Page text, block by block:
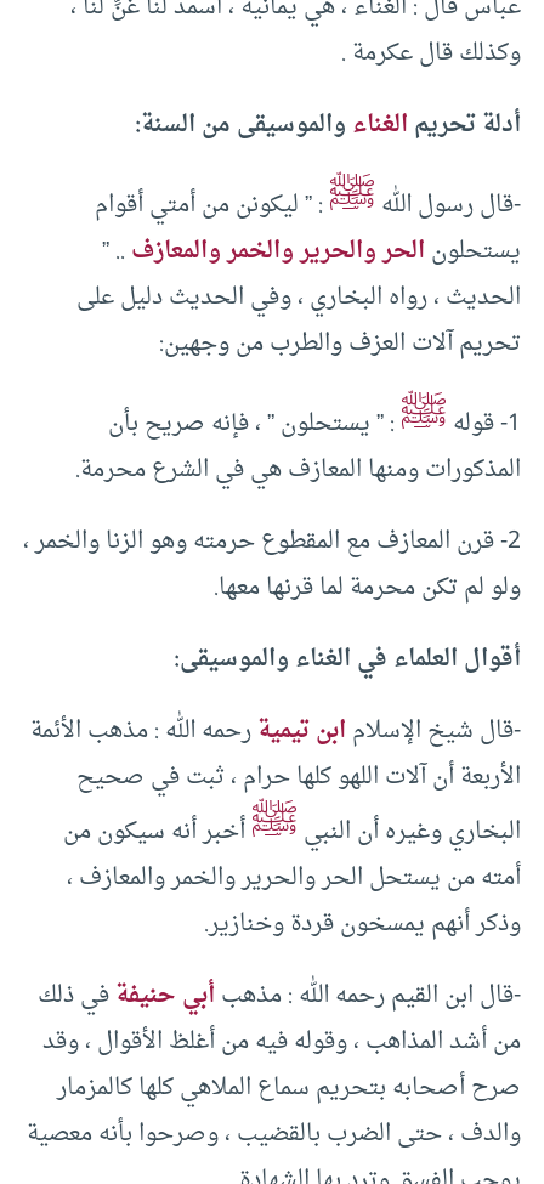
وكذلك قال عكرمة .
أدلة تحريمالغناءوالموسيقى من السنة:
-قال رسول اللهﷺ: ” ليكونن من أمتي أقوام
يستحلونالحر والحرير والخمر والمعازف.. ”
الحديث ، رواه البخاري ، وفي الحديث دليل على
تحريم آلات العزف والطرب من وجهين:
1- قوله
ﷺ: ” يستحلون ” ، فإنه صريح بأن
المذكورات ومنها المعازف هي في الشرع محرمة.
2- قرن المعازف مع المقطوع حرمته وهو الزنا والخمر ،
ولو لم تكن محرمة لما قرنها معها.
أقوال العلماء في الغناء والموسيقى:
-قال شيخ الإسلامابن تيميةرحمه الله : مذهب الأئمة
الأربعة أن آلات اللهو كلها حرام ، ثبت في صحيح
البخاري وغيره أن النبيﷺأخبر أنه سيكون من
أمته من يستحل الحر والحرير والخمر والمعازف ،
وذكر أنهم يمسخون قردة وخنازير.
-قال ابن القيم رحمه الله : مذهبأبي حنيفةفي ذلك
من أشد المذاهب ، وقوله فيه من أغلظ الأقوال ، وقد
صرح أصحابه بتحريم سماع الملاهي كلها كالمزمار
والدف ، حتى الضرب بالقضيب ، وصرحوا بأنه معصية